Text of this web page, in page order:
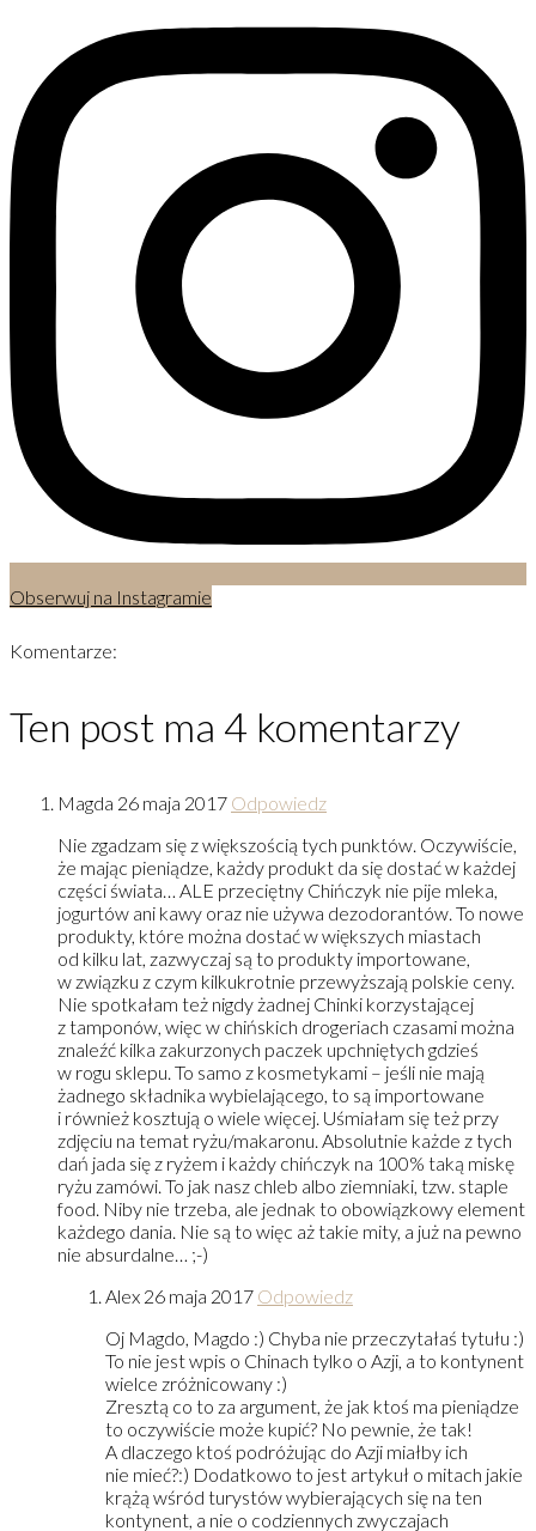
Obserwuj na Instagramie
Komentarze:
Ten post ma 4 komentarzy
Magda 26 maja 2017 Odpowiedz
Nie zgadzam się z większością tych punktów. Oczywiście,
że mając pieniądze, każdy produkt da się dostać w każdej
części świata… ALE przeciętny Chińczyk nie pije mleka,
jogurtów ani kawy oraz nie używa dezodorantów. To nowe
produkty, które można dostać w większych miastach
od kilku lat, zazwyczaj są to produkty importowane,
w związku z czym kilkukrotnie przewyższają polskie ceny.
Nie spotkałam też nigdy żadnej Chinki korzystającej
z tamponów, więc w chińskich drogeriach czasami można
znaleźć kilka zakurzonych paczek upchniętych gdzieś
w rogu sklepu. To samo z kosmetykami – jeśli nie mają
żadnego składnika wybielającego, to są importowane
i również kosztują o wiele więcej. Uśmiałam się też przy
zdjęciu na temat ryżu/makaronu. Absolutnie każde z tych
dań jada się z ryżem i każdy chińczyk na 100% taką miskę
ryżu zamówi. To jak nasz chleb albo ziemniaki, tzw. staple
food. Niby nie trzeba, ale jednak to obowiązkowy element
każdego dania. Nie są to więc aż takie mity, a już na pewno
nie absurdalne… ;-)
Alex 26 maja 2017 Odpowiedz
Oj Magdo, Magdo :) Chyba nie przeczytałaś tytułu :)
To nie jest wpis o Chinach tylko o Azji, a to kontynent
wielce zróżnicowany :)
Zresztą co to za argument, że jak ktoś ma pieniądze
to oczywiście może kupić? No pewnie, że tak!
A dlaczego ktoś podróżując do Azji miałby ich
nie mieć?:) Dodatkowo to jest artykuł o mitach jakie
krążą wśród turystów wybierających się na ten
kontynent, a nie o codziennych zwyczajach